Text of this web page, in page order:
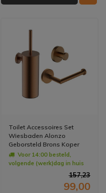
Toilet Accessoires Set
Wiesbaden Alonzo
Geborsteld Brons Koper
Voor 14:00 besteld,
volgende (werk)dag in huis
157,23
99,00